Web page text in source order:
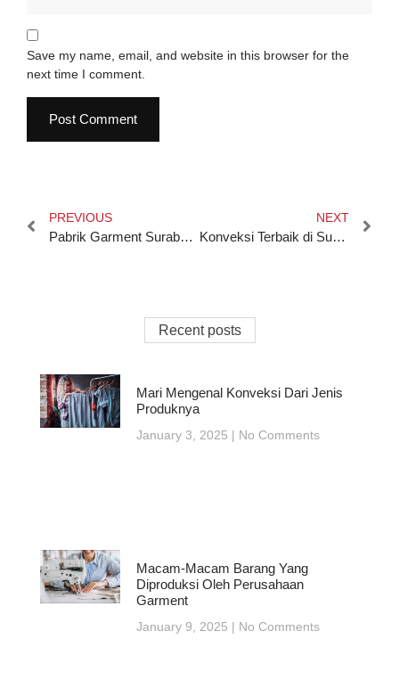
Save my name, email, and website in this browser for the
next time I comment.
PREVIOUS
Pabrik Garment Surabaya: Inovasi dan Kualitas Terbaik
NEXT
Konveksi Terbaik di Surabaya | Membuat Pakaian Impian Menjadi Nyata!
Recent posts
Mari Mengenal Konveksi Dari Jenis
Produknya
January 3, 2025 No Comments
Macam-Macam Barang Yang
Diproduksi Oleh Perusahaan
Garment
January 9, 2025 No Comments